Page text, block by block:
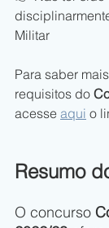
Militar
Para saber
requisitos do
acesse aqui o
Resumo
O concurso